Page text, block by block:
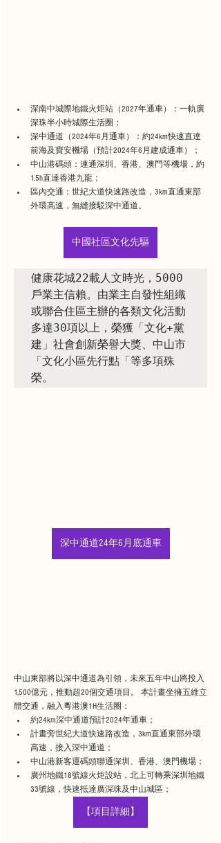
深南中城際地鐵火炬站（2027年通車）：一軌廣
深珠半小時城際生活圈；
深中通道（2024年6月通車）：約24km快速直達
前海及寶安機場（預計2024年6月建成通車）；
中山港碼頭：連通深圳、香港、澳門等機場，約
1.5h直達香港九龍；
區內交通：世紀大道快速路改造，3km直通東部
外環高速，無縫接駁深中通道。
中國社區文化先驅
健康花城22載人文時光，5000
戶業主信賴。由業主自發性組織
或聯合住區主辦的各類文化活動
多達30項以上，榮獲「文化+黨
建」社會創新榮譽大獎、中山市
「文化小區先行點「等多項殊
榮。
深中通道24年6月底通車
中山東部將以深中通道為引領，未來五年中山將投入
1,500億元，推動超20個交通項目。 本計畫坐擁五維立
體交通，融入粵港澳1H生活圈：
約24km深中通道預計2024年通車；
計畫旁世紀大道快速路改造，3km直通東部外環
高速，接入深中通道；
中山港新客運碼頭聯通深圳、香港、澳門機場；
廣州地鐵18號線火炬設站，北上可轉乘深圳地鐵
33號線，快速抵達廣深珠及中山城區；
【項目詳細】